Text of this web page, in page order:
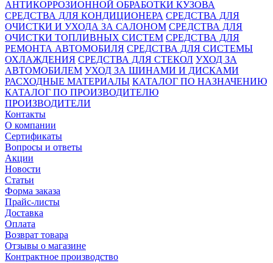
АНТИКОРРОЗИОННОЙ ОБРАБОТКИ КУЗОВА
СРЕДСТВА ДЛЯ КОНДИЦИОНЕРА СРЕДСТВА ДЛЯ
ОЧИСТКИ И УХОДА ЗА САЛОНОМ СРЕДСТВА ДЛЯ
ОЧИСТКИ ТОПЛИВНЫХ СИСТЕМ СРЕДСТВА ДЛЯ
РЕМОНТА АВТОМОБИЛЯ СРЕДСТВА ДЛЯ СИСТЕМЫ
ОХЛАЖДЕНИЯ СРЕДСТВА ДЛЯ СТЕКОЛ УХОД ЗА
АВТОМОБИЛЕМ УХОД ЗА ШИНАМИ И ДИСКАМИ
РАСХОДНЫЕ МАТЕРИАЛЫ КАТАЛОГ ПО НАЗНАЧЕНИЮ
КАТАЛОГ ПО ПРОИЗВОДИТЕЛЮ
ПРОИЗВОДИТЕЛИ
Контакты
О компании
Сертификаты
Вопросы и ответы
Акции
Новости
Статьи
Форма заказа
Прайс-листы
Доставка
Оплата
Возврат товара
Отзывы о магазине
Контрактное производство